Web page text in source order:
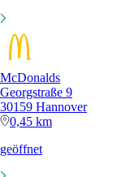
McDonalds
Georgstraße 9
30159 Hannover
0,45 km
geöffnet